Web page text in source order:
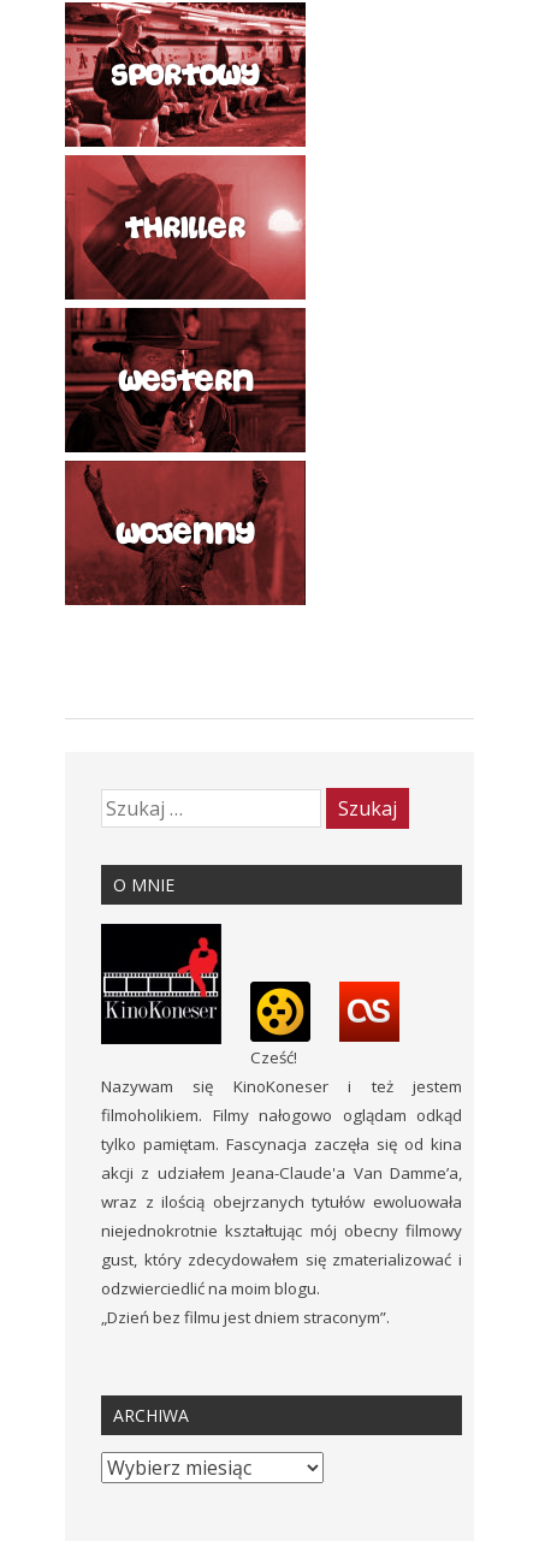
O MNIE
Cześć!
Nazywam się KinoKoneser i też jestem
filmoholikiem. Filmy nałogowo oglądam odkąd
tylko pamiętam. Fascynacja zaczęła się od kina
akcji z udziałem Jeana-Claude'a Van Damme’a,
wraz z ilością obejrzanych tytułów ewoluowała
niejednokrotnie kształtując mój obecny filmowy
gust, który zdecydowałem się zmaterializować i
odzwierciedlić na moim blogu.
„Dzień bez filmu jest dniem straconym”.
ARCHIWA